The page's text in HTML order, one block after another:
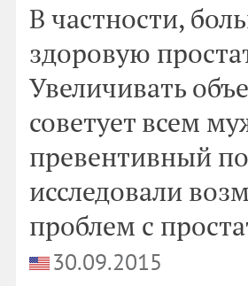
В частности,
здоровую
Увеличивать
советует всем
превентивный
исследовали
проблем с
30.09.2015